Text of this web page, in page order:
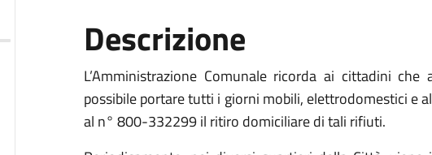
Descrizione
L’Amministrazione Comunale ricorda ai cittadini
possibile portare tutti i giorni mobili, elettrodomestici e
al n° 800-332299 il ritiro domiciliare di tali rifiuti.